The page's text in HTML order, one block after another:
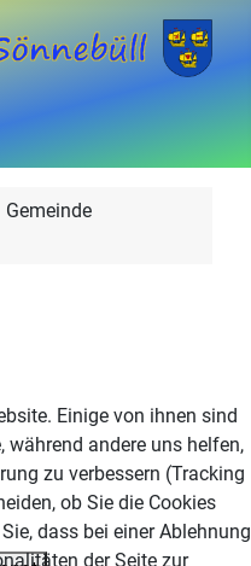
Gemeinde
Einige von ihnen sind
während andere uns helfen,
zu verbessern (Tracking
ob Sie die Cookies
dass bei einer Ablehnung
der Seite zur